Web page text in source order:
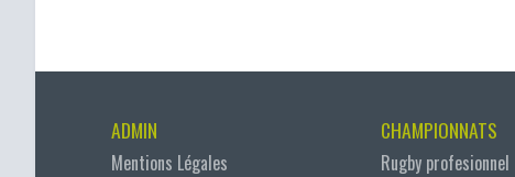
ADMIN
Mentions Légales
CHAMPIONNATS
Rugby profesionnel